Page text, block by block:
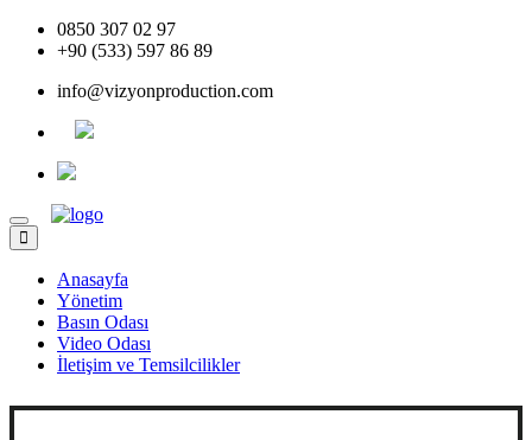
0850 307 02 97
+90 (533) 597 86 89
info@vizyonproduction.com
Menü
Anasayfa
Yönetim
Basın Odası
Video Odası
İletişim ve Temsilcilikler